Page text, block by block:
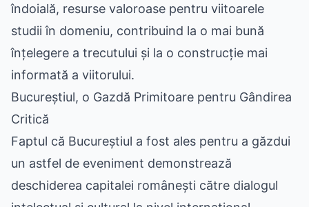
îndoială, resurse valoroase pentru viitoarele
studii în domeniu, contribuind la o mai bună
înțelegere a trecutului și la o construcție mai
informată a viitorului.
Bucureștiul, o Gazdă Primitoare pentru Gândirea
Critică
Faptul că Bucureștiul a fost ales pentru a găzdui
un astfel de eveniment demonstrează
deschiderea capitalei românești către dialogul